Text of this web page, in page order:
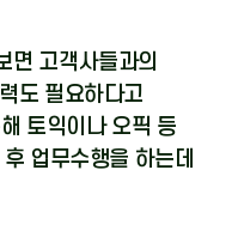
면 고객사들과의
도 필요하다고
토익이나 오픽 등
업무수행을 하는데